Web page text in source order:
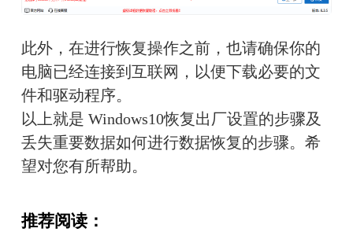
此外，在进行恢复操作之前，也请确保你的
电脑已经连接到互联网，以便下载必要的文
件和驱动程序。
以上就是 Windows10恢复出厂设置的步骤及
丢失重要数据如何进行数据恢复的步骤。希
望对您有所帮助。
推荐阅读：